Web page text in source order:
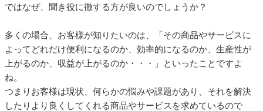
ではなぜ、聞き役に徹する方が良いのでしょうか？
多くの場合、お客様が知りたいのは、「その商品やサービスに
よってどれだけ便利になるのか、効率的になるのか、生産性が
上がるのか、収益が上がるのか・・・」といったことですよ
ね。
つまりお客様は現状、何らかの悩みや課題があり、それを解決
したりより良くしてくれる商品やサービスを求めているので